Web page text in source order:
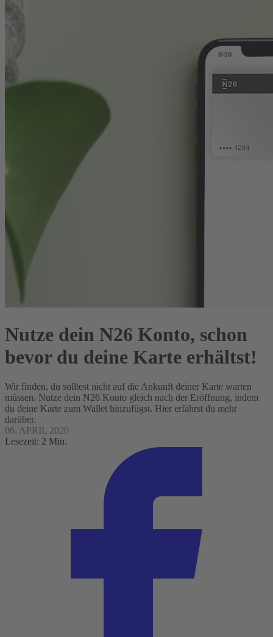
Nutze dein N26 Konto, schon
bevor du deine Karte erhältst!
Wir finden, du solltest nicht auf die Ankunft deiner Karte warten
müssen. Nutze dein N26 Konto gleich nach der Eröffnung, indem
du deine Karte zum Wallet hinzufügst. Hier erfährst du mehr
darüber.
06. APRIL 2020
Lesezeit: 2 Min.